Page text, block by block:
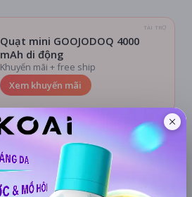
TÀI TRỢ
Quạt mini GOOJODOQ 4000
mAh di động
Khuyến mãi + free ship
Xem khuyến mãi